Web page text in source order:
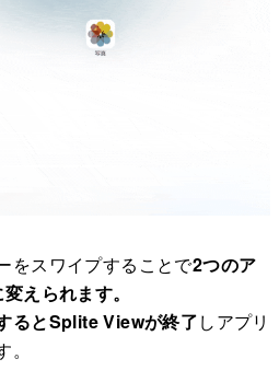
をスワイプすることで2つのア
えられます。
るとSplite Viewが終了しアプリ